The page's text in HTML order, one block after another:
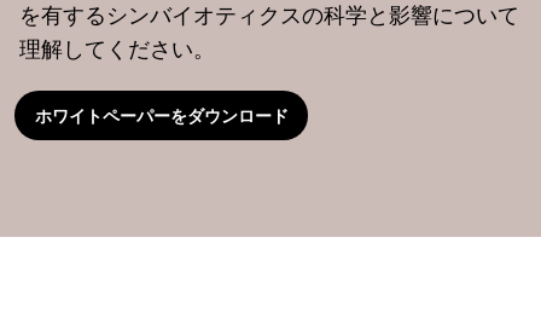
を有するシンバイオティクスの科学と影響について
理解してください。
ホワイトペーパーをダウンロード